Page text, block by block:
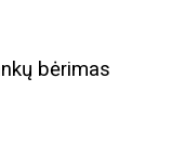
bėrimas